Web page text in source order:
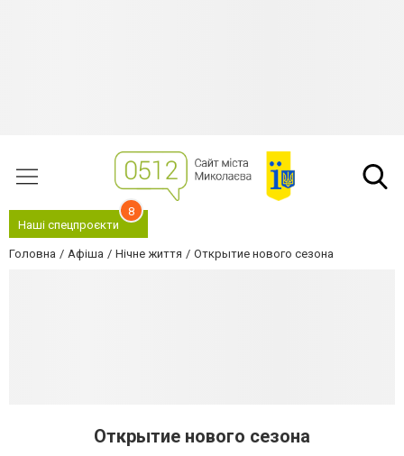
Наші спецпроєкти
8
Головна Афіша Нічне життя Открытие нового сезона
Открытие нового сезона